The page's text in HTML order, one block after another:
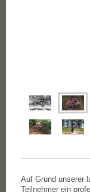
Auf Grund unserer
Teilnehmer ein